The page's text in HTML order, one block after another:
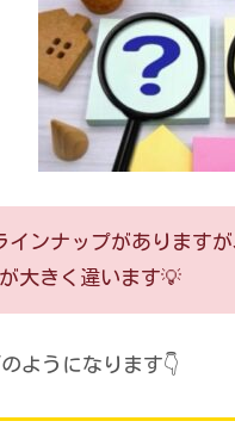
インナップがあります
大きく違います💡
ようになります👇